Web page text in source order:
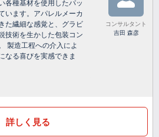
各種基材を使用したパッ
います。アパレルメーカ
た繊細な感覚と、グラビ
技術を生かした包装コン
製造工程への介入によ
なる喜びを実感できま
コンサルタント
吉田 森彦
詳しく見る